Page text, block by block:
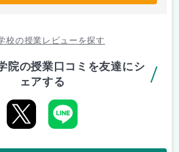
校の授業レビューを探す
院の授業口コミを友達にシ
ェアする